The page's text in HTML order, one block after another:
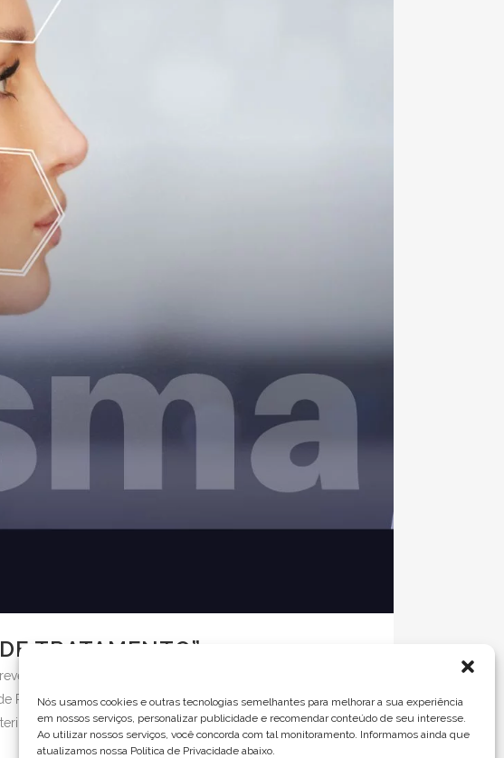
Nós usamos cookies e outras tecnologias semelhantes para melhorar a sua experiência
em nossos serviços, personalizar publicidade e recomendar conteúdo de seu interesse.
Ao utilizar nossos serviços, você concorda com tal monitoramento. Informamos ainda que
atualizamos nossa Política de Privacidade abaixo.
TRATAMENTO”
do Melasma3.1 Uso de Protetor Solar3.2
Pele4.2 Peeling Químico, Microdermoabrasão e Terapia a
por manchas escuras...